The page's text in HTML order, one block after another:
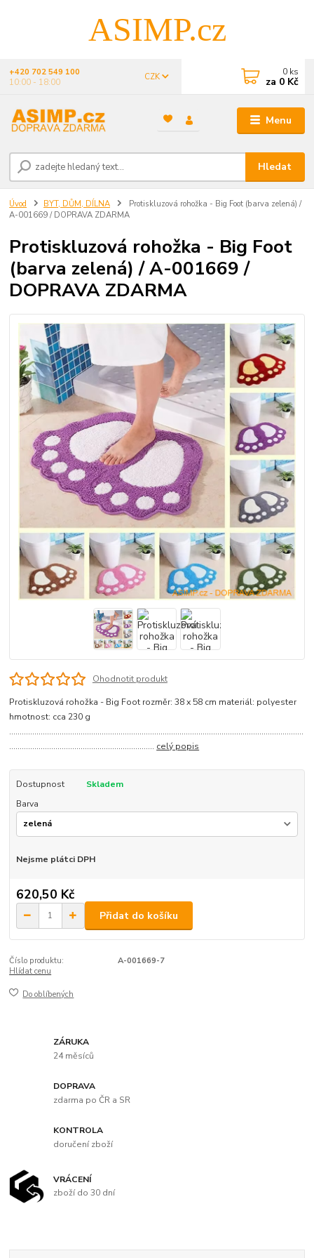
ASIMP.cz
Menu
CZK
Hledat
+420 702 549 100
10:00 - 18:00
0 ks
za 0 Kč
Úvod BYT, DŮM, DÍLNA
Protiskluzová rohožka - Big Foot (barva zelená) /
A-001669 / DOPRAVA ZDARMA
Protiskluzová rohožka - Big Foot
(barva zelená) / A-001669 /
DOPRAVA ZDARMA
Ohodnotit produkt
Protiskluzová rohožka - Big Foot rozměr: 38 x 58 cm materiál: polyester
hmotnost: cca 230 g
............................................................................................................................................
..................................................................... celý popis
Dostupnost
Skladem
Barva
Nejsme plátci DPH
620,50 Kč
Přidat do košíku
Číslo produktu:
A-001669-7
Hlídat cenu
Do oblíbených
ZÁRUKA
24 měsíců
DOPRAVA
zdarma po ČR a SR
KONTROLA
doručení zboží
VRÁCENÍ
zboží do 30 dní